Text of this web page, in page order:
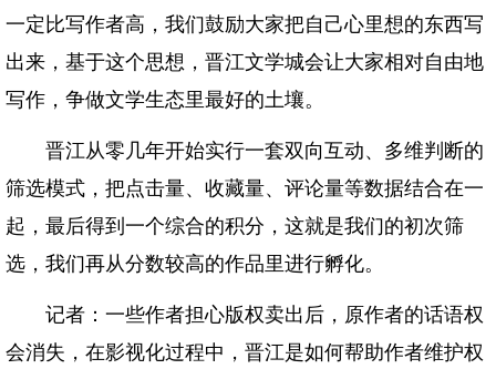
一定比写作者高，我们鼓励大家把自己心里想的东西写
出来，基于这个思想，晋江文学城会让大家相对自由地
写作，争做文学生态里最好的土壤。
晋江从零几年开始实行一套双向互动、多维判断的
筛选模式，把点击量、收藏量、评论量等数据结合在一
起，最后得到一个综合的积分，这就是我们的初次筛
选，我们再从分数较高的作品里进行孵化。
记者：一些作者担心版权卖出后，原作者的话语权
会消失，在影视化过程中，晋江是如何帮助作者维护权